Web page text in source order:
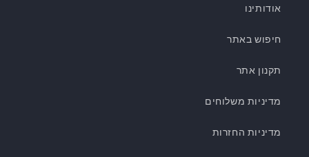
אודותינו
חיפוש באתר
תקנון אתר
מדיניות משלוחים
מדיניות החזרות